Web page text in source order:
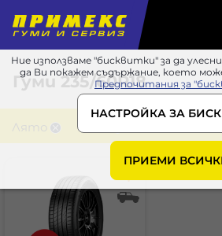
Ние използваме "бисквитки" за да
да Ви покажем съдържание, което
Предпочитания за
НАСТРОЙКА ЗА
ПРИЕМИ
Гуми235/60R18
Лято Pirelli